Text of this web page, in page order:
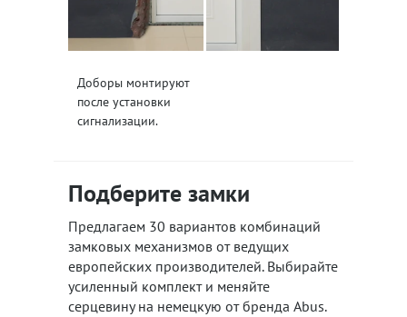
Доборы монтируют
после установки
сигнализации.
Подберите замки
Предлагаем 30 вариантов комбинаций
замковых механизмов от ведущих
европейских производителей. Выбирайте
усиленный комплект и меняйте
серцевину на немецкую от бренда Abus.